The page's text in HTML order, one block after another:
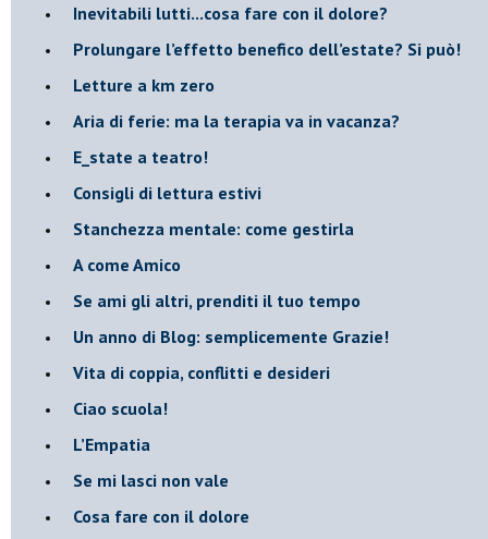
​Inevitabili lutti...cosa fare con il dolore?
Prolungare l’effetto benefico dell’estate? Si può!
​Letture a km zero
​Aria di ferie: ma la terapia va in vacanza?
​E_state a teatro!
​Consigli di lettura estivi
​Stanchezza mentale: come gestirla
​A come Amico
​Se ami gli altri, prenditi il tuo tempo
​Un anno di Blog: semplicemente Grazie!
​Vita di coppia, conflitti e desideri
​Ciao scuola!
​L’Empatia
​Se mi lasci non vale
Cosa fare con il dolore